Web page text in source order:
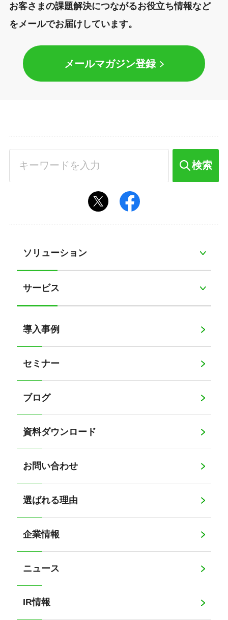
お客さまの課題解決につながるお役立ち情報など
をメールでお届けしています。
メールマガジン登録
検索
ソリューション
サービス
導入事例
セミナー
ブログ
資料ダウンロード
お問い合わせ
選ばれる理由
企業情報
ニュース
IR情報